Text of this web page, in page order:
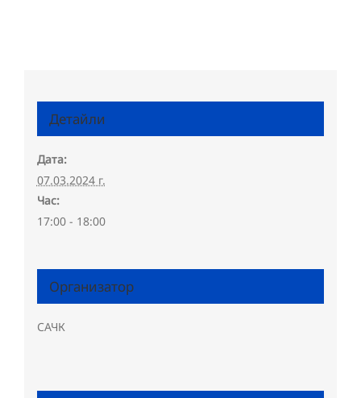
Детайли
Дата:
07.03.2024 г.
Час:
17:00 - 18:00
Организатор
САЧК